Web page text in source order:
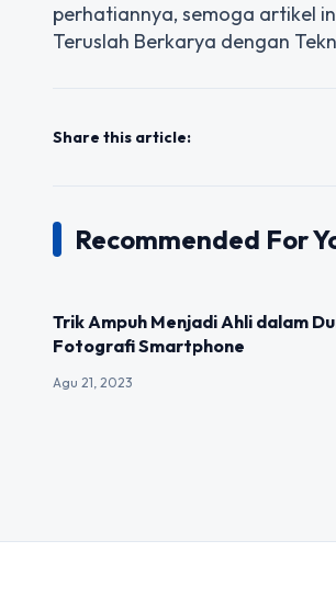
perhatiannya, semoga artikel
Teruslah Berkarya dengan
Share this article:
Recommended For
Trik Ampuh Menjadi Ahli dalam
Fotografi Smartphone
Agu 21, 2023